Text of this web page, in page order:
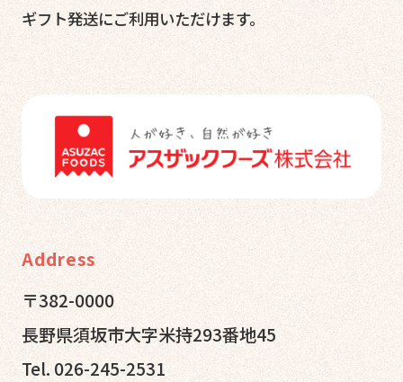
ギフト発送にご利用いただけます。
Address
〒382-0000
長野県須坂市大字米持293番地45
Tel. 026-245-2531